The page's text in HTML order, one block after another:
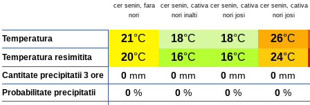
cer senin, fara
nori
cer senin, cativa
nori inalti
cer senin, cativa
nori josi
cer senin, cativa
nori josi
Temperatura 21°C 18°C 18°C 26°C
Temperatura resimitita 20°C 16°C 16°C 24°C
Cantitate precipitatii 3 ore 0 mm 0 mm 0 mm 0 mm
Probabilitate precipitatii 0 % 0 % 0 % 0 %